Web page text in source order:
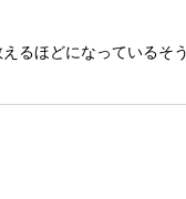
ほどになっている